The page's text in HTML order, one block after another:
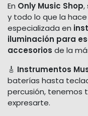
En Only Music Shop,
y todo lo que la
especializada en
iluminación para
accesorios de la
🎸 Instrumentos
baterías hasta
percusión, tenemos
expresarte.